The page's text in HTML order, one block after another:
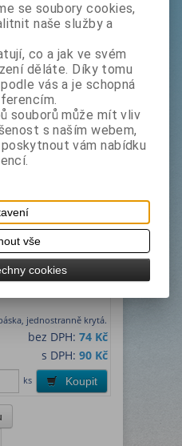
(Názvu produktu)
m
jednostranně krytá.
bez DPH: 74 Kč
s DPH: 90 Kč
Koupit
ks
se soubory cookies,
naše služby a
co a jak ve svém
děláte. Díky tomu
vás a je schopná
souborů může mít vliv
s naším webem,
vám nabídku
vše
cookies